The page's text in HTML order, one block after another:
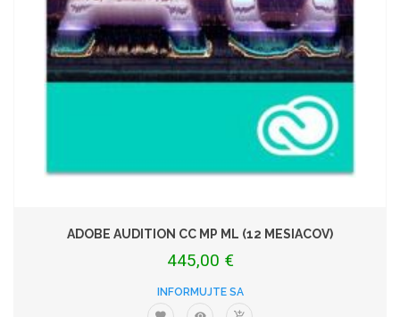
ADOBE AUDITION CC MP ML (12 MESIACOV)
445,00 €
INFORMUJTE SA